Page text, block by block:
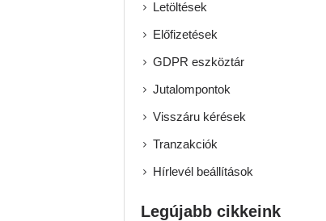
Letöltések
Előfizetések
GDPR eszköztár
Jutalompontok
Visszáru kérések
Tranzakciók
Hírlevél beállítások
Legújabb cikkeink